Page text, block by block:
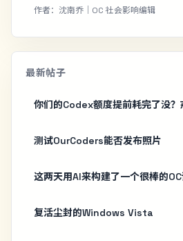
作者：沈南乔｜OC 社会影响编辑
最新帖子
你们的Codex额度提前耗完了没？
测试OurCoders能否发布照片
这两天用AI来构建了一个很棒的
复活尘封的Windows Vista